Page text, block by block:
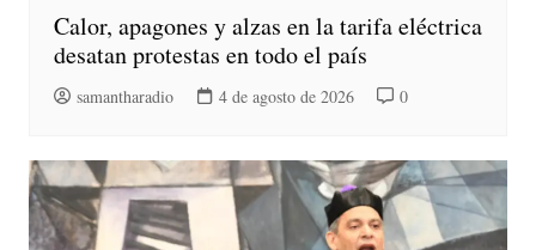
Calor, apagones y alzas en la tarifa eléctrica
desatan protestas en todo el país
samantharadio 4 de agosto de 2026 0